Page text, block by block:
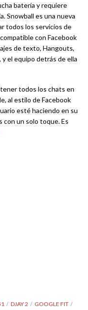
batería y requiere
Snowball es una nueva
todos los servicios de
con Facebook
de texto, Hangouts,
el equipo detrás de ella
todos los chats en
al estilo de Facebook
esté haciendo en su
con un solo toque. Es
DJAY 2
GOOGLE FIT